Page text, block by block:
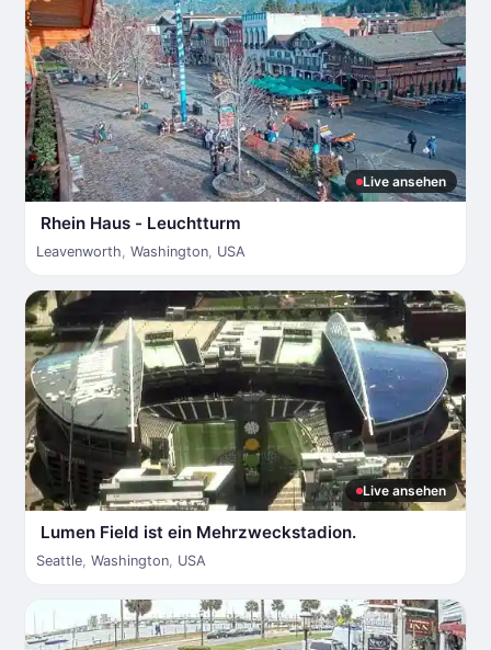
Live ansehen
Rhein Haus - Leuchtturm
Leavenworth, Washington, USA
Live ansehen
Lumen Field ist ein Mehrzweckstadion.
Seattle, Washington, USA